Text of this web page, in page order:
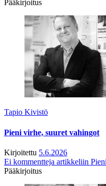
Pääkirjoitus
Tapio Kivistö
Pieni virhe, suuret vahingot
Kirjoitettu 5.6.2026
Ei kommentteja artikkeliin
Pääkirjoitus